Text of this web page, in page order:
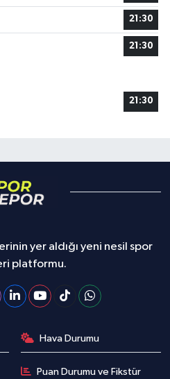
21:30
21:30
21:30
yer aldığı yeni nesil spor
platformu.
Hava Durumu
Puan Durumu ve Fikstür